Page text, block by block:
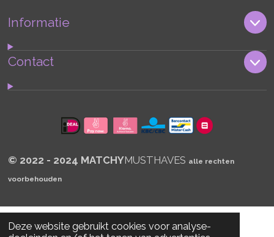
Deze website gebruikt cookies voor analyse-
a
s
Informatie
Contact
© 2022 - 2024 MATCHYMUSTHAVES alle rechten
voorbehouden